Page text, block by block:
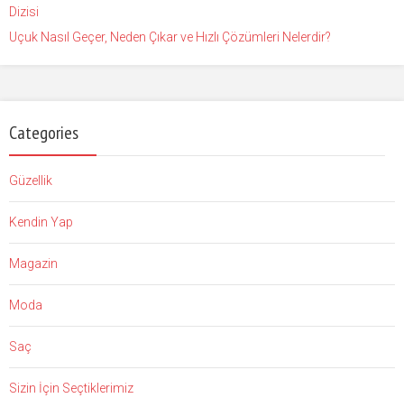
Dizisi
Uçuk Nasıl Geçer, Neden Çıkar ve Hızlı Çözümleri Nelerdir?
Categories
Güzellik
Kendin Yap
Magazin
Moda
Saç
Sizin İçin Seçtiklerimiz